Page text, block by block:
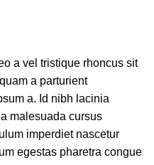
a vel tristique rhoncus sit
a parturient
a. Id nibh lacinia
a malesuada cursus
imperdiet nascetur
egestas pharetra congue